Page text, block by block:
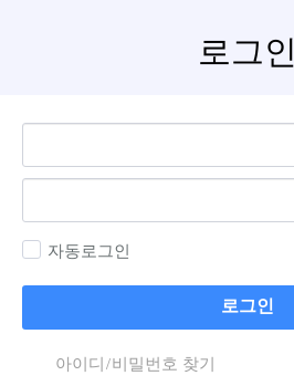
로그인
자동로그인
로그인
아이디/비밀번호 찾기